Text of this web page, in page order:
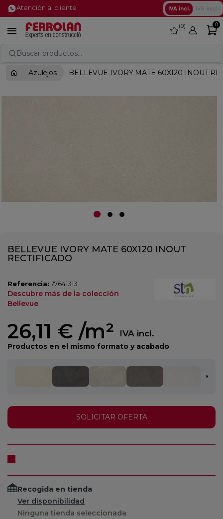
Atención al cliente IVA incl.
 favorite
0 0
Buscar productos...
Azulejos BELLEVUE IVORY MATE 60X120 INOUT
BELLEVUE IVORY MATE 60X120 INOUT
RECTIFICADO
Referencia: 77641313
Descubre más de la colección
Bellevue
26,11 € /m² IVA incl.
Productos en el mismo formato y acabado
SOLICITAR OFERTA
Recogida en tienda
Ver disponibilidad
Ninguna tienda seleccionada